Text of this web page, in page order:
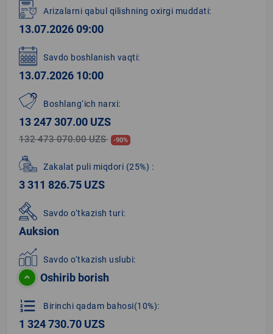
1
of
2
Arizalarni qabul qilishning oxirgi muddati:
13.07.2026 09:00
Savdo boshlanish vaqti:
13.07.2026 10:00
Boshlang‘ich narxi:
13 247 307.00 UZS
132 473 070.00 UZS -90%
Zakalat puli miqdori (25%) :
3 311 826.75 UZS
Savdo o‘tkazish turi:
Auksion
Savdo o‘tkazish uslubi:
Oshirib borish
format_list_numbered Birinchi qadam bahosi(10%):
1 324 730.70 UZS